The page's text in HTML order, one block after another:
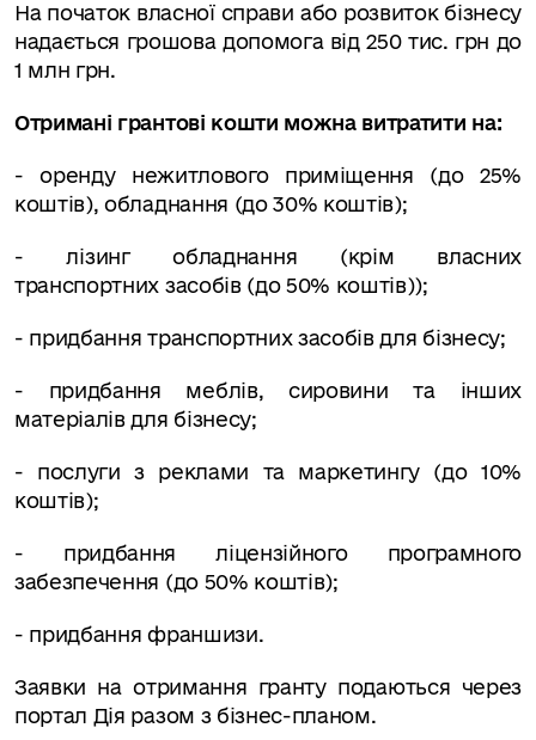
На початок власної справи або розвиток бізнесу
надається грошова допомога від 250 тис. грн до
1 млн грн.
Отримані грантові кошти можна витратити на:
- оренду нежитлового приміщення (до 25%
коштів), обладнання (до 30% коштів);
- лізинг обладнання (крім власних
транспортних засобів (до 50% коштів));
- придбання транспортних засобів для бізнесу;
- придбання меблів, сировини та інших
матеріалів для бізнесу;
- послуги з реклами та маркетингу (до 10%
коштів);
- придбання ліцензійного програмного
забезпечення (до 50% коштів);
- придбання франшизи.
Заявки на отримання гранту подаються через
портал Дія разом з бізнес-планом.